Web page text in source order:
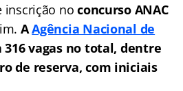
inscrição no concurso ANAC
AAgência Nacional de
vagas no total, dentre
de reserva, com iniciais